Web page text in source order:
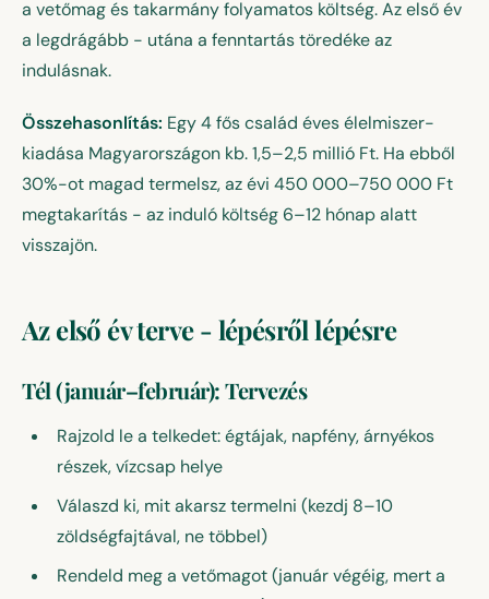
a vetőmag és takarmány folyamatos költség. Az első év
a legdrágább - utána a fenntartás töredéke az
indulásnak.
Összehasonlítás: Egy 4 fős család éves élelmiszer-
kiadása Magyarországon kb. 1,5–2,5 millió Ft. Ha ebből
30%-ot magad termelsz, az évi 450 000–750 000 Ft
megtakarítás - az induló költség 6–12 hónap alatt
visszajön.
Az első év terve - lépésről lépésre
Tél (január–február): Tervezés
Rajzold le a telkedet: égtájak, napfény, árnyékos
részek, vízcsap helye
Válaszd ki, mit akarsz termelni (kezdj 8–10
zöldségfajtával, ne többel)
Rendeld meg a vetőmagot (január végéig, mert a